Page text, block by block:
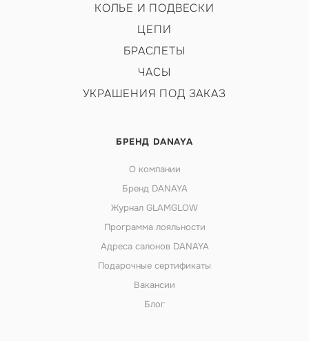
КОЛЬЕ И ПОДВЕСКИ
ЦЕПИ
БРАСЛЕТЫ
ЧАСЫ
УКРАШЕНИЯ ПОД ЗАКАЗ
БРЕНД DANAYA
О компании
Бренд DANAYA
Журнал GLAMGLOW
Программа лояльности
Адреса салонов DANAYA
Подарочные сертификаты
Вакансии
Блог